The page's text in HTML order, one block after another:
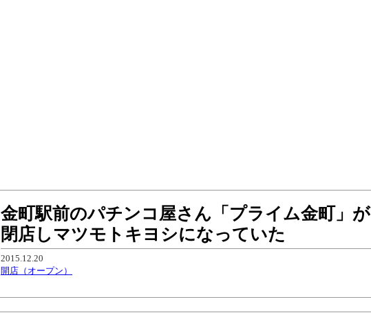
金町駅前のパチンコ屋さん「プライム金町」が
閉店しマツモトキヨシになっていた
2015.12.20
開店（オープン）